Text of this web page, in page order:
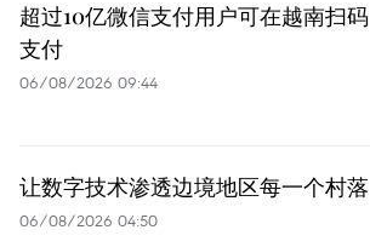
超过10亿微信支付用户可在越南扫码
支付
06/08/2026 09:44
让数字技术渗透边境地区每一个村落
06/08/2026 04:50